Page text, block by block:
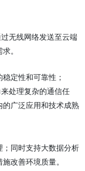
无线网络发送至云端
。
定性和可靠性；
处理复杂的通信任
广泛应用和技术成熟
同时支持大数据分析
改善环境质量。